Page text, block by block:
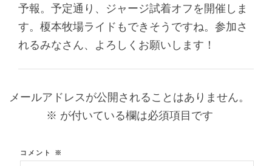
予報。予定通り、ジャージ試着オフを開催しま
す。榎本牧場ライドもできそうですね。参加さ
れるみなさん、よろしくお願いします！
メールアドレスが公開されることはありません。
※ が付いている欄は必須項目です
コメント ※